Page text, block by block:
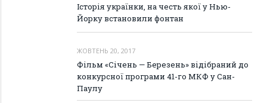
Історія українки, на честь якої у Нью-
Йорку встановили фонтан
ЖОВТЕНЬ 20, 2017
Фільм «Січень — Березень» відібраний до
конкурсної програми 41-го МКФ у Сан-
Паулу